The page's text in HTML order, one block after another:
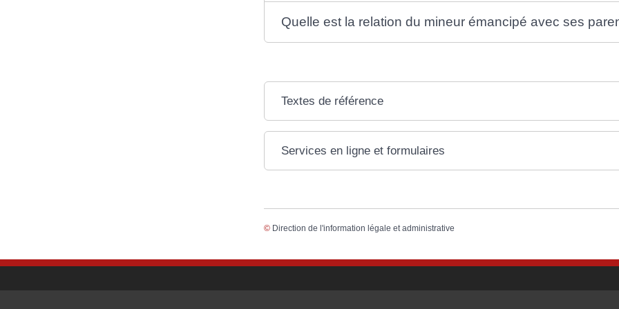
Quelle est la relation du mineur émancipé avec ses
Textes de référence
Services en ligne et formulaires
© Direction de l'information légale et administrative